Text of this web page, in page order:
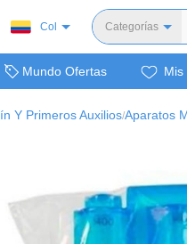
Col
Categorías
Cuidado
Alimentos y
Hogar,
Mundo Ofertas Mis
Y Primeros Auxilios/Aparatos